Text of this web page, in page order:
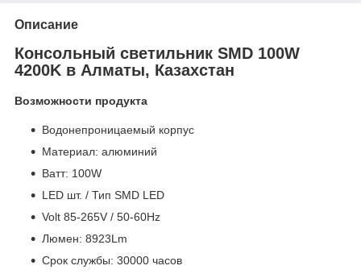
Описание
Консольный светильник SMD 100W
4200K в Алматы, Казахстан
Возможности продукта
Водонепроницаемый корпус
Материал: алюминий
Bатт: 100W
LED шт. / Тип SMD LED
Volt 85-265V / 50-60Hz
Люмен: 8923Lm
Срок службы: 30000 часов